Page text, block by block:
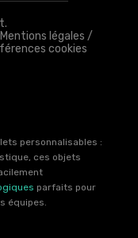
Mentions légales /
cookies
personnalisables :
ces objets
parfaits pour
équipes.